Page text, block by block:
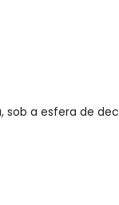
sob a esfera de